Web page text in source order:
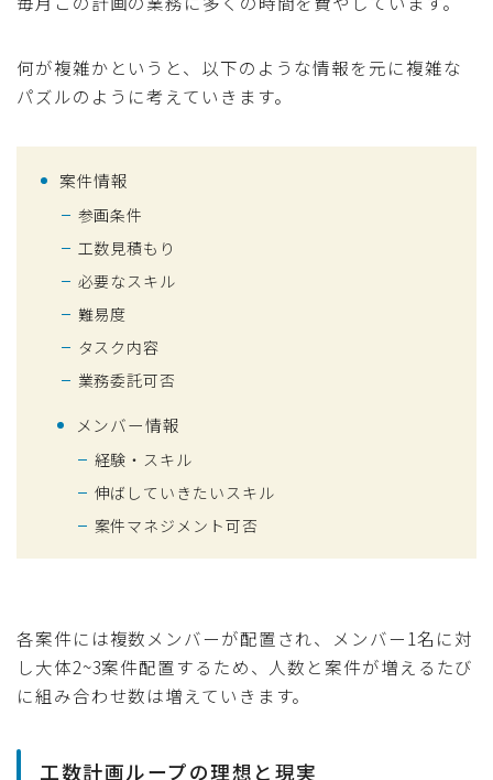
何が複雑かというと、以下のような情報を元に複雑な
パズルのように考えていきます。
案件情報
参画条件
工数見積もり
必要なスキル
難易度
タスク内容
業務委託可否
メンバー情報
経験・スキル
伸ばしていきたいスキル
案件マネジメント可否
各案件には複数メンバーが配置され、メンバー1名に対
し大体2~3案件配置するため、人数と案件が増えるたび
に組み合わせ数は増えていきます。
工数計画ループの理想と現実